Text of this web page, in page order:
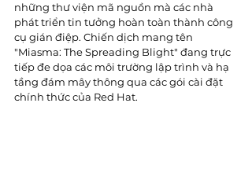
những thư viện mã nguồn mà các nhà
phát triển tin tưởng hoàn toàn thành công
cụ gián điệp. Chiến dịch mang tên
"Miasma: The Spreading Blight" đang trực
tiếp đe dọa các môi trường lập trình và hạ
tầng đám mây thông qua các gói cài đặt
chính thức của Red Hat.